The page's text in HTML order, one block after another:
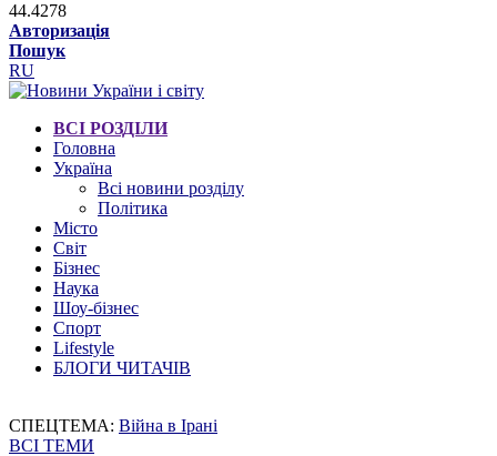
44.4278
Авторизація
Пошук
RU
ВСІ РОЗДІЛИ
Головна
Україна
Всі новини розділу
Політика
Місто
Світ
Бізнес
Наука
Шоу-бізнес
Спорт
Lifestyle
БЛОГИ ЧИТАЧІВ
СПЕЦТЕМА: Війна в Ірані
ВСІ ТЕМИ